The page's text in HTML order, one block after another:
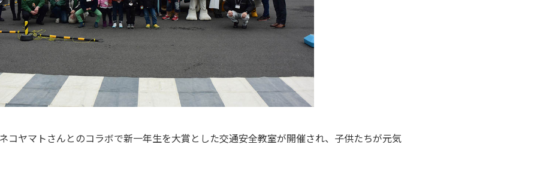
コヤマトさんとのコラボで新一年生を大賞とした交通安全教室が開催され、子供たちが元気